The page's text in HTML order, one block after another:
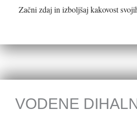
Začni zdaj in izboljšaj kakovost
VODENE